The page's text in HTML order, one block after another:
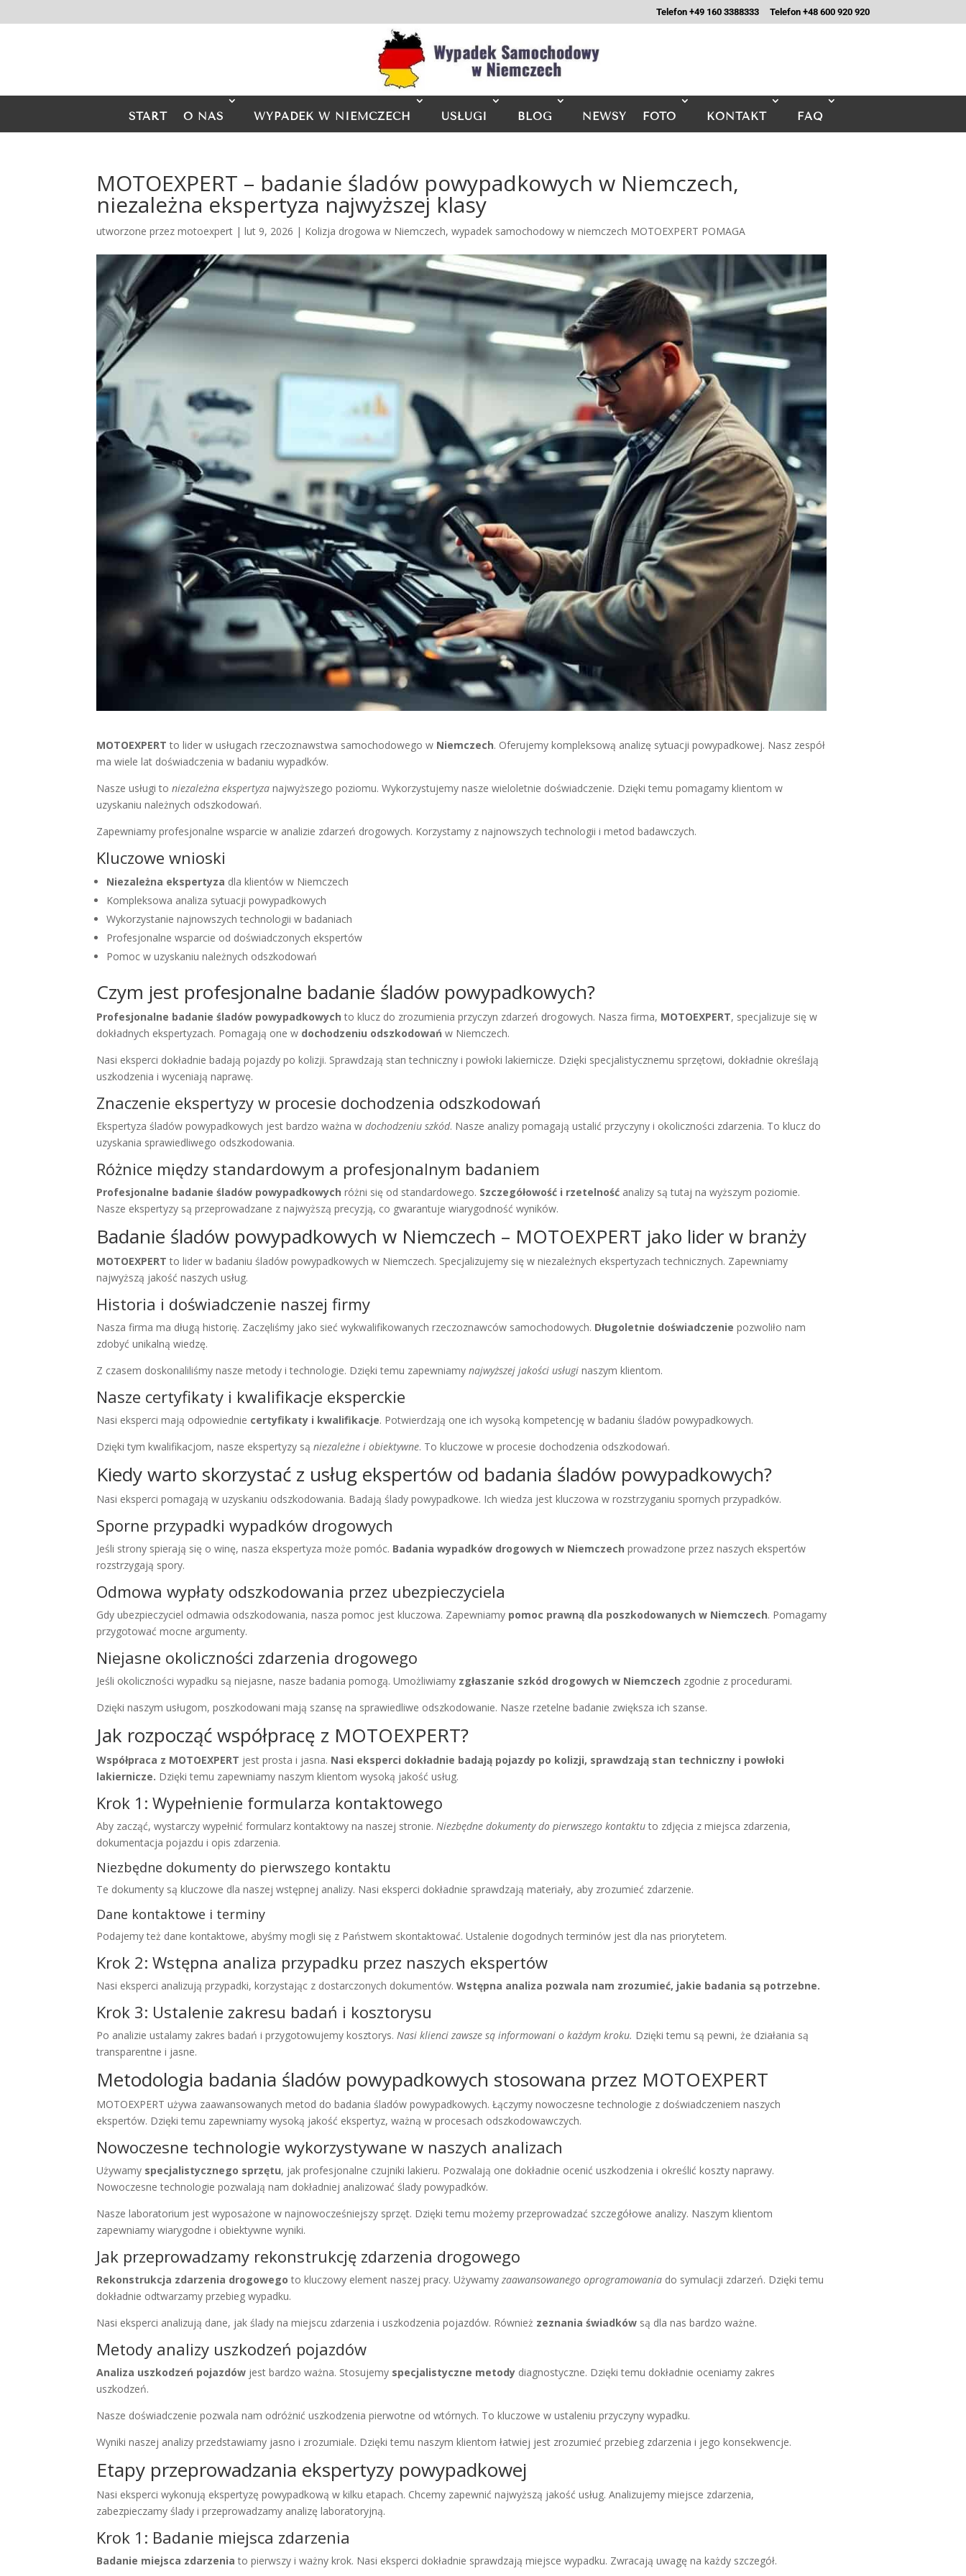
Telefon +49 160 3388333 Telefon +48 600 920 920
START O NAS WYPADEK W NIEMCZECH USŁUGI BLOG NEWSY FOTO KONTAKT FAQ
MOTOEXPERT – badanie śladów powypadkowych w Niemczech,
niezależna ekspertyza najwyższej klasy
utworzone przezmotoexpert |lut 9, 2026 | Kolizja drogowa w Niemczech,wypadek samochodowy w niemczech MOTOEXPERT POMAGA
MOTOEXPERT to lider w usługach rzeczoznawstwa samochodowego w Niemczech. Oferujemy kompleksową analizę sytuacji powypadkowej. Nasz zespół
ma wiele lat doświadczenia w badaniu wypadków.
Nasze usługi toniezależna ekspertyza najwyższego poziomu. Wykorzystujemy nasze wieloletnie doświadczenie. Dzięki temu pomagamy klientom w
uzyskaniu należnych odszkodowań.
Zapewniamy profesjonalne wsparcie w analizie zdarzeń drogowych. Korzystamy z najnowszych technologii i metod badawczych.
Kluczowe wnioski
Niezależna ekspertyza dla klientów w Niemczech
Kompleksowa analiza sytuacji powypadkowych
Wykorzystanie najnowszych technologii w badaniach
Profesjonalne wsparcie od doświadczonych ekspertów
Pomoc w uzyskaniu należnych odszkodowań
Czym jest profesjonalne badanie śladów powypadkowych?
Profesjonalne badanie śladów powypadkowych to klucz do zrozumienia przyczyn zdarzeń drogowych. Nasza firma, MOTOEXPERT, specjalizuje się w
dokładnych ekspertyzach. Pomagają one w dochodzeniu odszkodowań w Niemczech.
Nasi eksperci dokładnie badają pojazdy po kolizji. Sprawdzają stan techniczny i powłoki lakiernicze. Dzięki specjalistycznemu sprzętowi, dokładnie określają
uszkodzenia i wyceniają naprawę.
Znaczenie ekspertyzy w procesie dochodzenia odszkodowań
Ekspertyza śladów powypadkowych jest bardzo ważna wdochodzeniu szkód. Nasze analizy pomagają ustalić przyczyny i okoliczności zdarzenia. To klucz do
uzyskania sprawiedliwego odszkodowania.
Różnice między standardowym a profesjonalnym badaniem
Profesjonalne badanie śladów powypadkowych różni się od standardowego. Szczegółowość i rzetelność analizy są tutaj na wyższym poziomie.
Nasze ekspertyzy są przeprowadzane z najwyższą precyzją, co gwarantuje wiarygodność wyników.
Badanie śladów powypadkowych w Niemczech – MOTOEXPERT jako lider w branży
MOTOEXPERT to lider w badaniu śladów powypadkowych w Niemczech. Specjalizujemy się w niezależnych ekspertyzach technicznych. Zapewniamy
najwyższą jakość naszych usług.
Historia i doświadczenie naszej firmy
Nasza firma ma długą historię. Zaczęliśmy jako sieć wykwalifikowanych rzeczoznawców samochodowych. Długoletnie doświadczenie pozwoliło nam
zdobyć unikalną wiedzę.
Z czasem doskonaliliśmy nasze metody i technologie. Dzięki temu zapewniamynajwyższej jakości usługi naszym klientom.
Nasze certyfikaty i kwalifikacje eksperckie
Nasi eksperci mają odpowiednie certyfikaty i kwalifikacje. Potwierdzają one ich wysoką kompetencję w badaniu śladów powypadkowych.
Dzięki tym kwalifikacjom, nasze ekspertyzy sąniezależne i obiektywne. To kluczowe w procesie dochodzenia odszkodowań.
Kiedy warto skorzystać z usług ekspertów od badania śladów powypadkowych?
Nasi eksperci pomagają w uzyskaniu odszkodowania. Badają ślady powypadkowe. Ich wiedza jest kluczowa w rozstrzyganiu spornych przypadków.
Sporne przypadki wypadków drogowych
Jeśli strony spierają się o winę, nasza ekspertyza może pomóc. Badania wypadków drogowych w Niemczech prowadzone przez naszych ekspertów
rozstrzygają spory.
Odmowa wypłaty odszkodowania przez ubezpieczyciela
Gdy ubezpieczyciel odmawia odszkodowania, nasza pomoc jest kluczowa. Zapewniamy pomoc prawną dla poszkodowanych w Niemczech. Pomagamy
przygotować mocne argumenty.
Niejasne okoliczności zdarzenia drogowego
Jeśli okoliczności wypadku są niejasne, nasze badania pomogą. Umożliwiamy zgłaszanie szkód drogowych w Niemczech zgodnie z procedurami.
Dzięki naszym usługom, poszkodowani mają szansę na sprawiedliwe odszkodowanie. Nasze rzetelne badanie zwiększa ich szanse.
Jak rozpocząć współpracę z MOTOEXPERT?
Współpraca z MOTOEXPERT jest prosta i jasna. Nasi eksperci dokładnie badają pojazdy po kolizji, sprawdzają stan techniczny i powłoki
lakiernicze. Dzięki temu zapewniamy naszym klientom wysoką jakość usług.
Krok 1: Wypełnienie formularza kontaktowego
Aby zacząć, wystarczy wypełnić formularz kontaktowy na naszej stronie.Niezbędne dokumenty do pierwszego kontaktuto zdjęcia z miejsca zdarzenia,
dokumentacja pojazdu i opis zdarzenia.
Niezbędne dokumenty do pierwszego kontaktu
Te dokumenty są kluczowe dla naszej wstępnej analizy. Nasi eksperci dokładnie sprawdzają materiały, aby zrozumieć zdarzenie.
Dane kontaktowe i terminy
Podajemy też dane kontaktowe, abyśmy mogli się z Państwem skontaktować. Ustalenie dogodnych terminów jest dla nas priorytetem.
Krok 2: Wstępna analiza przypadku przez naszych ekspertów
Nasi eksperci analizują przypadki, korzystając z dostarczonych dokumentów.Wstępna analiza pozwala nam zrozumieć, jakie badania są potrzebne.
Krok 3: Ustalenie zakresu badań i kosztorysu
Po analizie ustalamy zakres badań i przygotowujemy kosztorys.Nasi klienci zawsze są informowani o każdym kroku. Dzięki temu są pewni, że działania są
transparentne i jasne.
Metodologia badania śladów powypadkowych stosowana przez MOTOEXPERT
MOTOEXPERT używa zaawansowanych metod do badania śladów powypadkowych. Łączymy nowoczesne technologie z doświadczeniem naszych
ekspertów. Dzięki temu zapewniamy wysoką jakość ekspertyz, ważną w procesach odszkodowawczych.
Nowoczesne technologie wykorzystywane w naszych analizach
Używamy specjalistycznego sprzętu, jak profesjonalne czujniki lakieru. Pozwalają one dokładnie ocenić uszkodzenia i określić koszty naprawy.
Nowoczesne technologie pozwalają nam dokładniej analizować ślady powypadków.
Nasze laboratorium jest wyposażone w najnowocześniejszy sprzęt. Dzięki temu możemy przeprowadzać szczegółowe analizy. Naszym klientom
zapewniamy wiarygodne i obiektywne wyniki.
Jak przeprowadzamy rekonstrukcję zdarzenia drogowego
Rekonstrukcja zdarzenia drogowego to kluczowy element naszej pracy. Używamyzaawansowanego oprogramowania do symulacji zdarzeń. Dzięki temu
dokładnie odtwarzamy przebieg wypadku.
Nasi eksperci analizują dane, jak ślady na miejscu zdarzenia i uszkodzenia pojazdów. Również zeznania świadków są dla nas bardzo ważne.
Metody analizy uszkodzeń pojazdów
Analiza uszkodzeń pojazdów jest bardzo ważna. Stosujemy specjalistyczne metody diagnostyczne. Dzięki temu dokładnie oceniamy zakres
uszkodzeń.
Nasze doświadczenie pozwala nam odróżnić uszkodzenia pierwotne od wtórnych. To kluczowe w ustaleniu przyczyny wypadku.
Wyniki naszej analizy przedstawiamy jasno i zrozumiale. Dzięki temu naszym klientom łatwiej jest zrozumieć przebieg zdarzenia i jego konsekwencje.
Etapy przeprowadzania ekspertyzy powypadkowej
Nasi eksperci wykonują ekspertyzę powypadkową w kilku etapach. Chcemy zapewnić najwyższą jakość usług. Analizujemy miejsce zdarzenia,
zabezpieczamy ślady i przeprowadzamy analizę laboratoryjną.
Krok 1: Badanie miejsca zdarzenia
Badanie miejsca zdarzenia to pierwszy i ważny krok. Nasi eksperci dokładnie sprawdzają miejsce wypadku. Zwracają uwagę na każdy szczegół.